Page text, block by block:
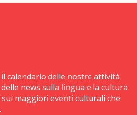
il calendario delle nostre attività
news sulla lingua e la cultura
maggiori eventi culturali che